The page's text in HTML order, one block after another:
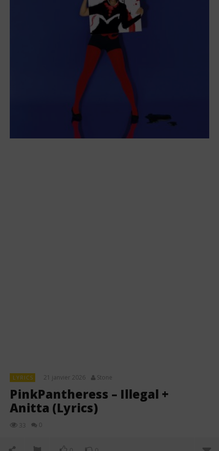
LYRICS 21 janvier 2026 Stone
PinkPantheress – Illegal +
Anitta (Lyrics)
33 0